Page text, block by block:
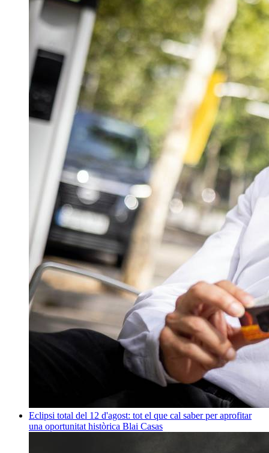
Eclipsi total del 12 d'agost: tot el que cal saber per aprofitar
una oportunitat històrica Blai Casas